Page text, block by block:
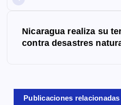
Nicaragua realiza su
contra desastres
Publicaciones relacionadas